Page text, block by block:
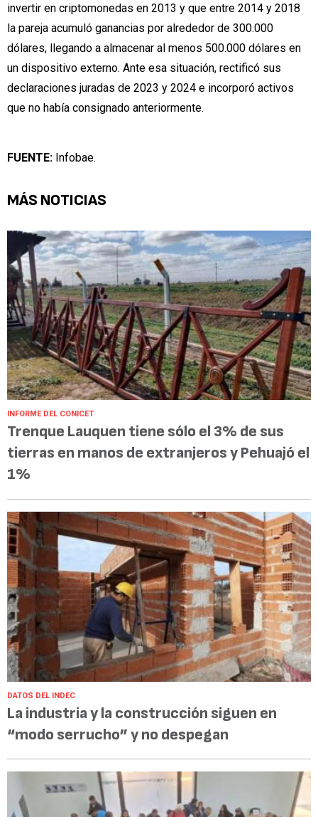
invertir en criptomonedas en 2013 y que entre 2014 y 2018
la pareja acumuló ganancias por alrededor de 300.000
dólares, llegando a almacenar al menos 500.000 dólares en
un dispositivo externo. Ante esa situación, rectificó sus
declaraciones juradas de 2023 y 2024 e incorporó activos
que no había consignado anteriormente.
FUENTE: Infobae.
MÁS NOTICIAS
INFORME DEL CONICET
Trenque Lauquen tiene sólo el 3% de sus
tierras en manos de extranjeros y Pehuajó el
1%
DATOS DEL INDEC
La industria y la construcción siguen en
“modo serrucho” y no despegan